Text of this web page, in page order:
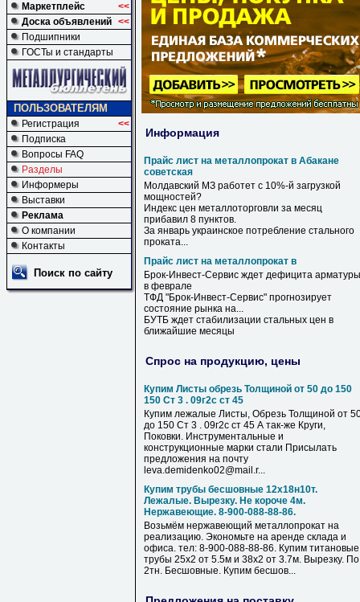
Маркетплейс
<<
Доска объявлений <<
Подшипники
ГОСТы и стандарты
ПОЛЬЗОВАТЕЛЯМ
Регистрация
<<
Подписка
Вопросы FAQ
Разделы
Информеры
Выставки
Реклама
О компании
Контакты
Поиск по сайту
Информация
Прайс лист на металлопрокат в Абакане
советская
Молдавский МЗ работет с 10%-й загрузкой
мощностей?
Индекс цен металлоторговли за месяц
прибавил 8 пунктов.
За январь украинское потребление стального
проката...
Прайс лист на металлопрокат в
Брок-Инвест-Сервис ждет дефицита арматуры
в феврале
ТФД "Брок-Инвест-Сервис" прогнозирует
состояние рынка на...
БУТБ ждет стабилизации стальных цен в
ближайшие месяцы
Спрос на продукцию, цены
Купим Листы обрезь Толщиной от 50 до 150
150 Ст 3 . 09г2с ст 45
Купим лежалые Листы, Обрезь Толщиной от
до 150 Ст 3 . 09г2с ст 45 А так-же Круги,
Поковки. Инструментальные и
конструкционные марки стали Присылать
предложения на почту
leva.demidenko02@mail.r...
Купим трубы бесшовные 12х18н10т.
Лежалые. Вырезку. Не короче 4м.
Нержавеющие. 8-900-088-88-86.
Возьмём нержавеющий металлопрокат на
реализацию. Экономьте на аренде склада и
офиса. тел: 8-900-088-88-86. Купим титановые
трубы 25х2 от 5.5м и 38х2 от 3.7м. Вырезку. По
2тн. Бесшовные. Купим бесшов...